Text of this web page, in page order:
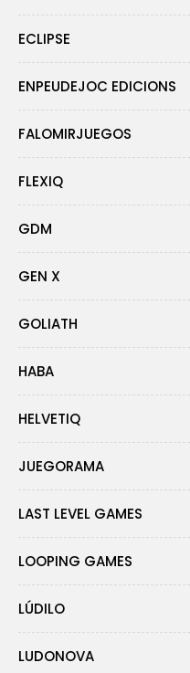
ECLIPSE
ENPEUDEJOC EDICIONS
FALOMIRJUEGOS
FLEXIQ
GDM
GEN X
GOLIATH
HABA
HELVETIQ
JUEGORAMA
LAST LEVEL GAMES
LOOPING GAMES
LÚDILO
LUDONOVA